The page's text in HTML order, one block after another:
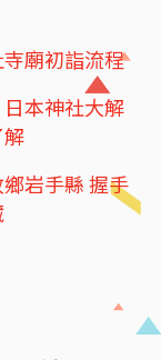
廟初詣流程
本神社大解
解
岩手縣 握手